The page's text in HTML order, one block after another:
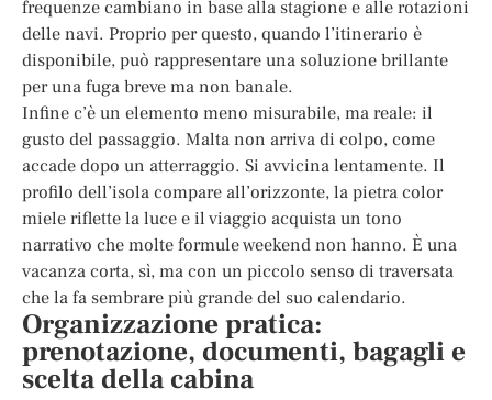
frequenze cambiano in base alla stagione e alle rotazioni
delle navi. Proprio per questo, quando l’itinerario è
disponibile, può rappresentare una soluzione brillante
per una fuga breve ma non banale.
Infine c’è un elemento meno misurabile, ma reale: il
gusto del passaggio. Malta non arriva di colpo, come
accade dopo un atterraggio. Si avvicina lentamente. Il
profilo dell’isola compare all’orizzonte, la pietra color
miele riflette la luce e il viaggio acquista un tono
narrativo che molte formule weekend non hanno. È una
vacanza corta, sì, ma con un piccolo senso di traversata
che la fa sembrare più grande del suo calendario.
Organizzazione pratica:
prenotazione, documenti, bagagli e
scelta della cabina